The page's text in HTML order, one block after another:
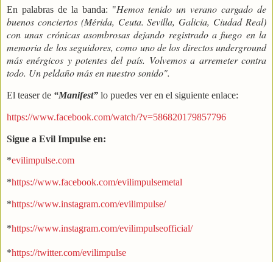
En palabras de la banda: "Hemos tenido un verano cargado de
buenos conciertos (Mérida, Ceuta. Sevilla, Galicia, Ciudad Real)
con unas crónicas asombrosas dejando registrado a fuego en la
memoria de los seguidores, como uno de los directos underground
más enérgicos y potentes del país. Volvemos a arremeter contra
todo. Un peldaño más en nuestro sonido".
El teaser de “Manifest” lo puedes ver en el siguiente enlace:
https://www.facebook.com/watch/?v=586820179857796
Sigue a Evil Impulse en:
*evilimpulse.com
*https://www.facebook.com/evilimpulsemetal
*https://www.instagram.com/evilimpulse/
*https://www.instagram.com/evilimpulseofficial/
*https://twitter.com/evilimpulse